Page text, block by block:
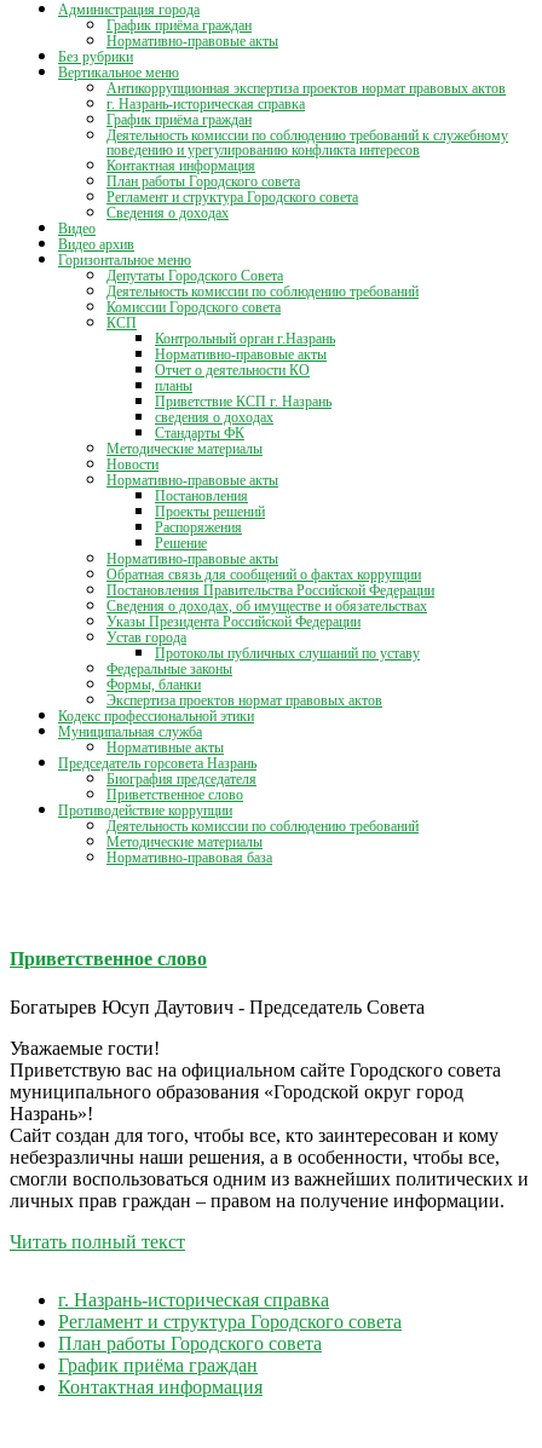
Администрация города
График приёма граждан
Нормативно-правовые акты
Без рубрики
Вертикальное меню
Антикоррупционная экспертиза проектов нормат правовых актов
г. Назрань-историческая справка
График приёма граждан
Деятельность комиссии по соблюдению требований к служебному
поведению и урегулированию конфликта интересов
Контактная информация
План работы Городского совета
Регламент и структура Городского совета
Сведения о доходах
Видео
Видео архив
Горизонтальное меню
Депутаты Городского Совета
Деятельность комиссии по соблюдению требований
Комиссии Городского совета
КСП
Контрольный орган г.Назрань
Нормативно-правовые акты
Отчет о деятельности КО
планы
Приветствие КСП г. Назрань
сведения о доходах
Стандарты ФК
Методические материалы
Новости
Нормативно-правовые акты
Постановления
Проекты решений
Распоряжения
Решение
Нормативно-правовые акты
Обратная связь для сообщений о фактах коррупции
Постановления Правительства Российской Федерации
Сведения о доходах, об имуществе и обязательствах
Указы Президента Российской Федерации
Устав города
Протоколы публичных слушаний по уставу
Федеральные законы
Формы, бланки
Экспертиза проектов нормат правовых актов
Кодекс профессиональной этики
Муниципальная служба
Нормативные акты
Председатель горсовета Назрань
Биография председателя
Приветственное слово
Противодействие коррупции
Деятельность комиссии по соблюдению требований
Методические материалы
Нормативно-правовая база
Приветственное слово
Богатырев Юсуп Даутович - Председатель Совета
Уважаемые гости!
Приветствую вас на официальном сайте Городского совета
муниципального образования «Городской округ город
Назрань»!
Сайт создан для того, чтобы все, кто заинтересован и кому
небезразличны наши решения, а в особенности, чтобы все,
смогли воспользоваться одним из важнейших политических и
личных прав граждан – правом на получение информации.
Читать полный текст
г. Назрань-историческая справка
Регламент и структура Городского совета
План работы Городского совета
График приёма граждан
Контактная информация